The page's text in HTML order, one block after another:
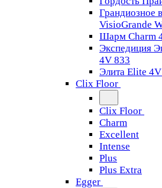
Грандиозное
VisioGrande
Шарм Charm
Экспедиция
4V 833
Элита Elite
Clix Floor
Clix Floor
Charm
Excellent
Intense
Plus
Plus Extra
Egger